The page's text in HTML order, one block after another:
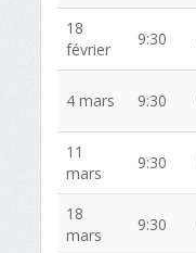
18
février
9:30
4 mars 9:30
11
mars
9:30
18
mars
9:30